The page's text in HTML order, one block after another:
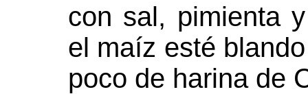
con sal, pimienta
el maíz esté
poco de harina de